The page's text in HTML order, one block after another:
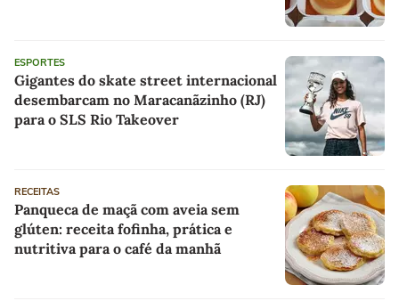
ESPORTES
Gigantes do skate street internacional
desembarcam no Maracanãzinho (RJ)
para o SLS Rio Takeover
RECEITAS
Panqueca de maçã com aveia sem
glúten: receita fofinha, prática e
nutritiva para o café da manhã